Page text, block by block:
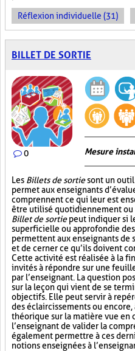
Réflexion individuelle (31)
BILLET DE SORTIE
0 Mesure
Les Billets de sortiesont un outil
permet aux enseignants
comprennent ce qui leur est
être utilisé quotidiennement ou
Billet de sortiepeut indiquer si
superficielle ou approfondie
permettent aux enseignants de
et de cerner ce qu’ils doivent
Cette activité est réalisée à la
invités à répondre sur une
par l’enseignant. La question
sur la leçon qui vient de se
objectifs. Elle peut servir à
des éclaircissements ou
théorique sur la matière vue en
l’enseignant de valider la
également permettre à ces
notions enseignées à